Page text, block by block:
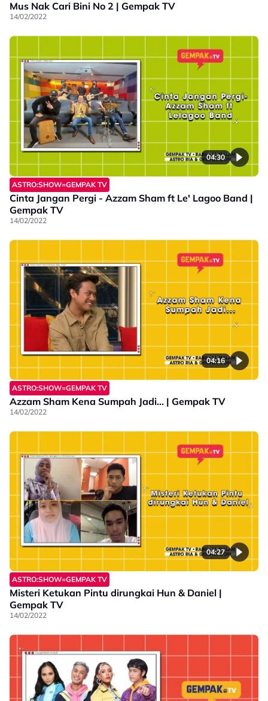
Mus Nak Cari Bini No 2 | Gempak TV
14/02/2022
04:30
ASTRO:SHOW=GEMPAK TV
Cinta Jangan Pergi - Azzam Sham ft Le' Lagoo Band |
Gempak TV
14/02/2022
04:16
ASTRO:SHOW=GEMPAK TV
Azzam Sham Kena Sumpah Jadi... | Gempak TV
14/02/2022
04:27
ASTRO:SHOW=GEMPAK TV
Misteri Ketukan Pintu dirungkai Hun & Daniel |
Gempak TV
14/02/2022